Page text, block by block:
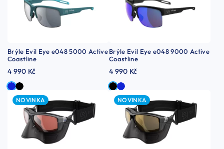
Brýle Evil Eye e048 5000 Active
Coastline
4 990 Kč
Brýle Evil Eye e048 9000 Active
Coastline
4 990 Kč
NOVINKA NOVINKA